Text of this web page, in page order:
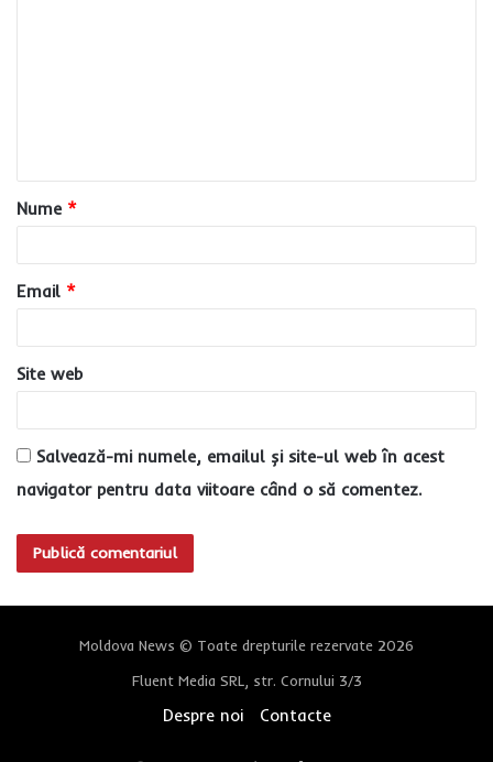
a
r
u
*
Nume *
Email *
Site web
Salvează-mi numele, emailul și site-ul web în acest
navigator pentru data viitoare când o să comentez.
Moldova News © Toate drepturile rezervate 2026
Fluent Media SRL, str. Cornului 3/3
Despre noi Contacte